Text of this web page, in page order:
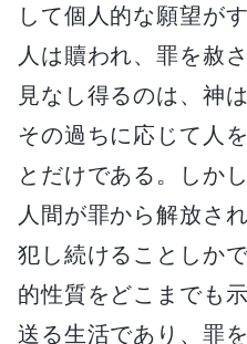
して個人的な願望が
人は贖われ、罪を赦
見なし得るのは、神
その過ちに応じて人
とだけである。しか
人間が罪から解放さ
犯し続けることしか
的性質をどこまでも
送る生活であり、罪